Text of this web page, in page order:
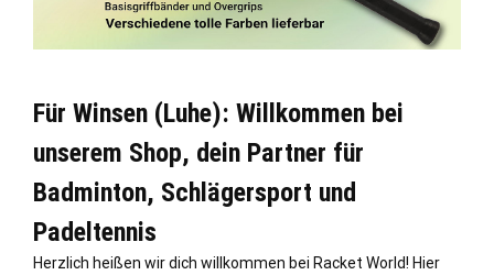
Für Winsen (Luhe): Willkommen bei
unserem Shop, dein Partner für
Badminton, Schlägersport und
Padeltennis
Herzlich heißen wir dich willkommen bei Racket World! Hier